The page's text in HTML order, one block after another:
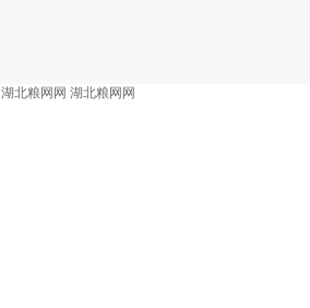
湖北粮网网 湖北粮网网